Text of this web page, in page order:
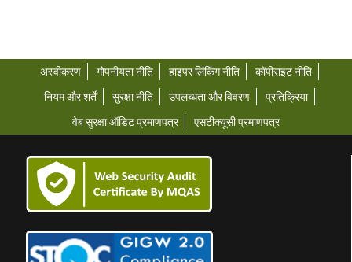
अस्वीकरण गोपनीयता नीति हाइपर लिंकिंग नीति
कॉपीराइट नीति
नियम और शर्तें
सुरक्षा नीति उपलब्धता और विवरण
प्रतिक्रिया
वेब सुरक्षा ऑडिट प्रमाणपत्र
एसटीक्यूसी प्रमाणपत्र